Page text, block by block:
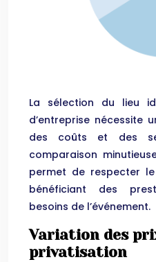
La sélection du lieu
d’entreprise nécessite
des coûts et des
comparaison
permet de respecter
bénéficiant des
besoins de l’événement.
Variation des
privatisation